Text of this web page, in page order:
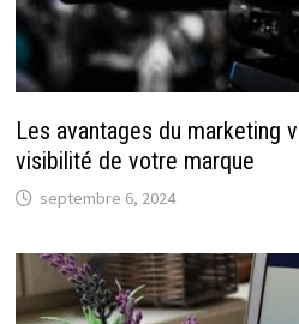
Les avantages du marketing
visibilité de votre marque
septembre 6, 2024